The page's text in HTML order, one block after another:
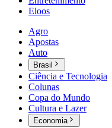
Eloos
Agro
Apostas
Auto
Brasil
Ciência e Tecnologia
Colunas
Copa do Mundo
Cultura e Lazer
Economia